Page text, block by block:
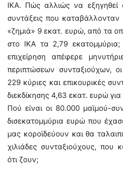
ΙΚΑ. Πώς αλλιώς να εξηγηθεί
συντάξεις που
«ζημιά» 9 εκατ. ευρώ, από τα
στο ΙΚΑ τα 2,79
επιχείρηση απέφερε
περιπτώσεων συνταξιούχων,
229 κύριες και επικουρικές
διεκδίκησης 4,63 εκατ. ευρώ για
Πού είναι οι 80.000 μαϊμού-
δισεκατομμύρια ευρώ που
μας κοροϊδεύουν και θα
χιλιάδες συνταξιούχους, που
ότι ζουν;